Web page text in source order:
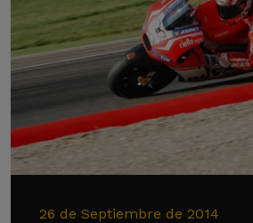
26 de Septiembre de 2014